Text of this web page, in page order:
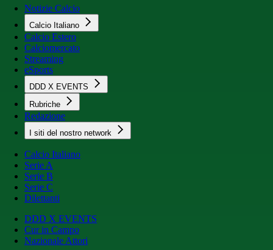
Notizie Calcio
Calcio Italiano
Calcio Estero
Calciomercato
Streaming
eSports
DDD X EVENTS
Rubriche
Redazione
I siti del nostro network
Calcio Italiano
Serie A
Serie B
Serie C
Dilettanti
DDD X EVENTS
Cur in Campo
Nazionale Attori